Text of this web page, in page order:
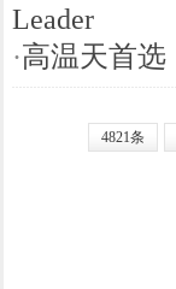
Leader
·高温天首选
4821条